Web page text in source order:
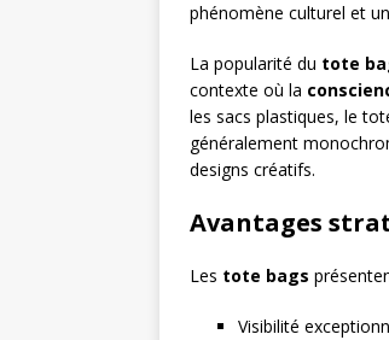
phénomène culturel et
La popularité du tote
contexte où la
les sacs plastiques, le
généralement
designs créatifs.
Avantages
Les tote bags
Visibilité